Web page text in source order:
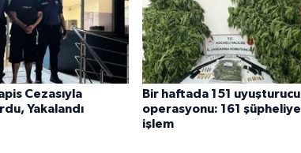
Cezasıyla
Yakalandı
Bir haftada 151 uyuşturucu
operasyonu: 161 şüpheliye
işlem